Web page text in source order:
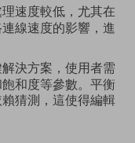
速度較低，尤其在
線速度的影響，進
決方案，使用者需
和度等參數。平衡
猜測，這使得編輯